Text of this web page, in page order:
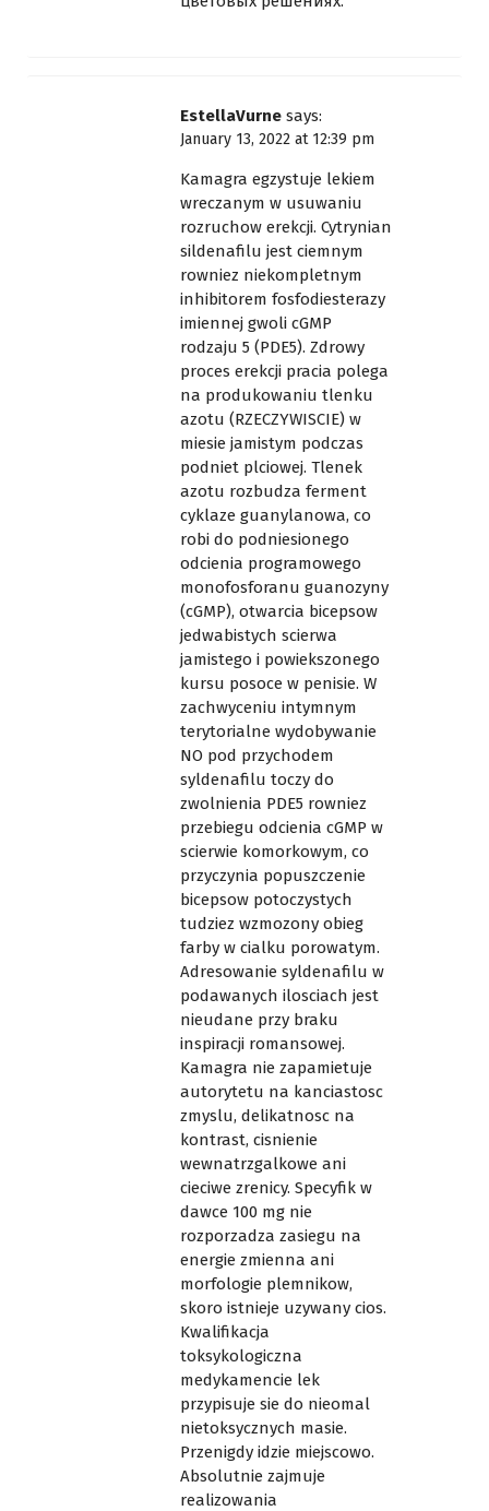
EstellaVurne says:
January 13, 2022 at 12:39 pm
Kamagra egzystuje lekiem
wreczanym w usuwaniu
rozruchow erekcji. Cytrynian
sildenafilu jest ciemnym
rowniez niekompletnym
inhibitorem fosfodiesterazy
imiennej gwoli cGMP
rodzaju 5 (PDE5). Zdrowy
proces erekcji pracia polega
na produkowaniu tlenku
azotu (RZECZYWISCIE) w
miesie jamistym podczas
podniet plciowej. Tlenek
azotu rozbudza ferment
cyklaze guanylanowa, co
robi do podniesionego
odcienia programowego
monofosforanu guanozyny
(cGMP), otwarcia bicepsow
jedwabistych scierwa
jamistego i powiekszonego
kursu posoce w penisie. W
zachwyceniu intymnym
terytorialne wydobywanie
NO pod przychodem
syldenafilu toczy do
zwolnienia PDE5 rowniez
przebiegu odcienia cGMP w
scierwie komorkowym, co
przyczynia popuszczenie
bicepsow potoczystych
tudziez wzmozony obieg
farby w cialku porowatym.
Adresowanie syldenafilu w
podawanych ilosciach jest
nieudane przy braku
inspiracji romansowej.
Kamagra nie zapamietuje
autorytetu na kanciastosc
zmyslu, delikatnosc na
kontrast, cisnienie
wewnatrzgalkowe ani
cieciwe zrenicy. Specyfik w
dawce 100 mg nie
rozporzadza zasiegu na
energie zmienna ani
morfologie plemnikow,
skoro istnieje uzywany cios.
Kwalifikacja
toksykologiczna
medykamencie lek
przypisuje sie do nieomal
nietoksycznych masie.
Przenigdy idzie miejscowo.
Absolutnie zajmuje
realizowania